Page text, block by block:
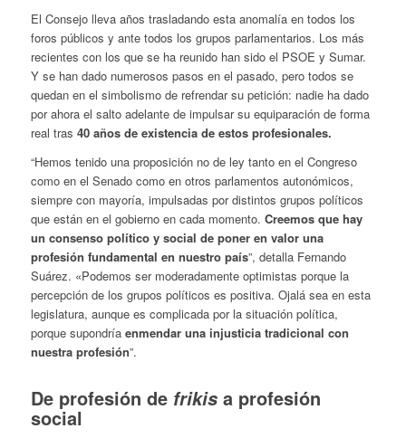
El Consejo lleva años trasladando esta anomalía en todos los
foros públicos y ante todos los grupos parlamentarios. Los más
recientes con los que se ha reunido han sido el PSOE y Sumar.
Y se han dado numerosos pasos en el pasado, pero todos se
quedan en el simbolismo de refrendar su petición: nadie ha dado
por ahora el salto adelante de impulsar su equiparación de forma
real tras 40 años de existencia de estos profesionales.
“Hemos tenido una proposición no de ley tanto en el Congreso
como en el Senado como en otros parlamentos autonómicos,
siempre con mayoría, impulsadas por distintos grupos políticos
que están en el gobierno en cada momento. Creemos que hay
un consenso político y social de poner en valor una
profesión fundamental en nuestro país”, detalla Fernando
Suárez. «Podemos ser moderadamente optimistas porque la
percepción de los grupos políticos es positiva. Ojalá sea en esta
legislatura, aunque es complicada por la situación política,
porque supondríaenmendar una injusticia tradicional con
nuestra profesión”.
De profesión de frikisa profesión
social